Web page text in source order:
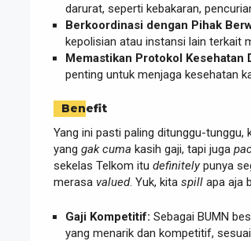
darurat, seperti kebakaran,
Berkoordinasi dengan Pihak
kepolisian atau instansi lain terkait
Memastikan Protokol Kesehatan
penting untuk menjaga kesehatan
Benefit
Yang ini pasti paling ditunggu-tunggu,
yang gak cuma kasih gaji, tapi juga
sekelas Telkom itu definitelypunya
merasa valued. Yuk, kita spill apa aja
Gaji Kompetitif: Sebagai BUMN
yang menarik dan kompetitif,